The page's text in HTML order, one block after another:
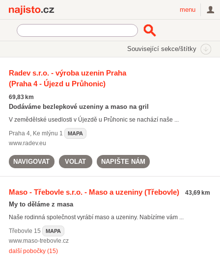
menu
Související sekce/štítky
Zpracování masa a výroba uzenin
Radev s.r.o. - výroba uzenin Praha
(Praha 4 - Újezd u Průhonic)
69,83 km
Dodáváme bezlepkové uzeniny a maso na gril
V zemědělské usedlosti v Újezdě u Průhonic se nachází naše ...
Praha 4, Ke mlýnu 1 MAPA
www.radev.eu
NAVIGOVAT VOLAT NAPIŠTE NÁM
Maso - Třebovle s.r.o. - Maso a uzeniny(Třebovle) 43,69 km
My to děláme z masa
Naše rodinná společnost vyrábí maso a uzeniny. Nabízíme vám ...
Třebovle 15 MAPA
www.maso-trebovle.cz
další pobočky (15)